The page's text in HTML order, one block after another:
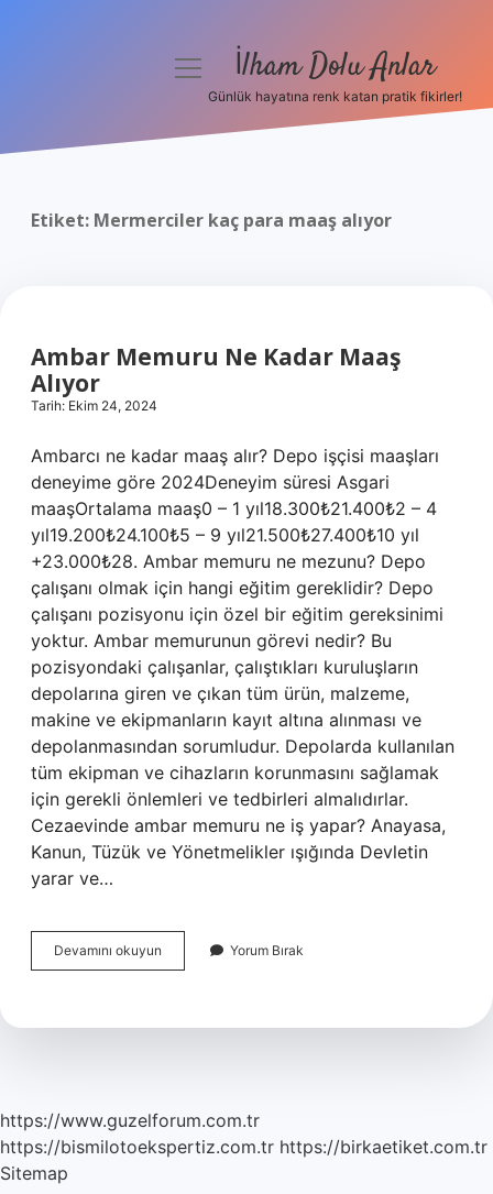
menüyü İlham Dolu Anlar
Günlük hayatına renk katan pratik fikirler!
Etiket: Mermerciler kaç para maaş alıyor
Ambar Memuru Ne Kadar Maaş
Alıyor
Tarih: Ekim 24, 2024
Ambarcı ne kadar maaş alır? Depo işçisi maaşları
deneyime göre 2024Deneyim süresi Asgari
maaşOrtalama maaş0 – 1 yıl18.300₺21.400₺2 – 4
yıl19.200₺24.100₺5 – 9 yıl21.500₺27.400₺10 yıl
+23.000₺28. Ambar memuru ne mezunu? Depo
çalışanı olmak için hangi eğitim gereklidir? Depo
çalışanı pozisyonu için özel bir eğitim gereksinimi
yoktur. Ambar memurunun görevi nedir? Bu
pozisyondaki çalışanlar, çalıştıkları kuruluşların
depolarına giren ve çıkan tüm ürün, malzeme,
makine ve ekipmanların kayıt altına alınması ve
depolanmasından sorumludur. Depolarda kullanılan
tüm ekipman ve cihazların korunmasını sağlamak
için gerekli önlemleri ve tedbirleri almalıdırlar.
Cezaevinde ambar memuru ne iş yapar? Anayasa,
Kanun, Tüzük ve Yönetmelikler ışığında Devletin
yarar ve…
Devamını okuyun
Memuru
Maaş
Yorum Bırak
https://www.guzelforum.com.tr
https://bismilotoekspertiz.com.tr https://birkaetiket.com.tr
Sitemap